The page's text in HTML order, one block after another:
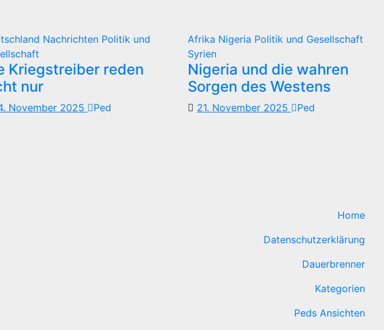
Nachrichten Politik und
Kriegstreiber reden
nur
November 2025 Ped
Afrika Nigeria Politik und Gesellschaft
Syrien
Nigeria und die wahren
Sorgen des Westens
21. November 2025 Ped
Home
Datenschutzerklärung
Dauerbrenner
Kategorien
Peds Ansichten